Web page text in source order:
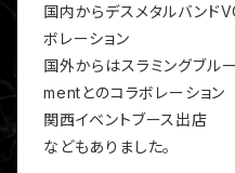
国内からデスメタルバンド
ボレーション
国外からはスラミングブル
mentとのコラボレーション
関西イベントブース出店
などもありました。